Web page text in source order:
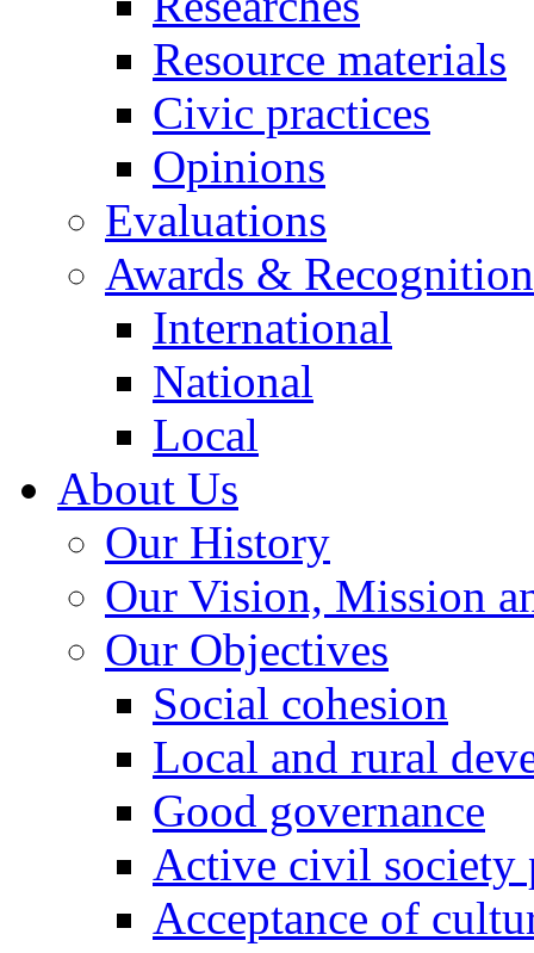
Resource materials
Civic practices
Opinions
Evaluations
Awards &
International
National
Local
About Us
Our History
Our Vision, Mission
Our Objectives
Social cohesion
Local and rural
Good governance
Active civil society
Acceptance of